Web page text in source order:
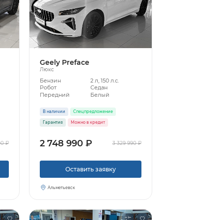
₽
Geely Preface
Люкс
Бензин
2 л, 150 л.с.
Робот
Седан
Передний
Белый
В наличии Спецпредложение
Гарантия Можно в кредит
2 748 990 ₽ 3 329 990 ₽
Оставить заявку
Альметьевск